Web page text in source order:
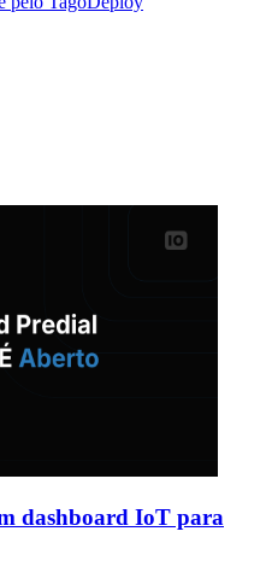
dashboard IoT para